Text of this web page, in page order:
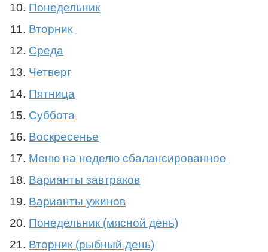
Понедельник
Вторник
Среда
Четверг
Пятница
Суббота
Воскресенье
Меню на неделю сбалансированное
Варианты завтраков
Варианты ужинов
Понедельник (мясной день)
Вторник (рыбный день)